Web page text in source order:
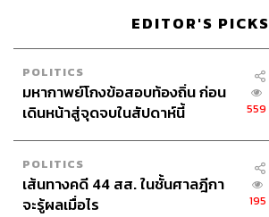
EDITOR'S PICKS
POLITICS
มหากาพย์โกงข้อสอบท้องถิ่น ก่อน
เดินหน้าสู่จุดจบในสัปดาห์นี้
559
POLITICS
เส้นทางคดี 44 สส. ในชั้นศาลฎีกา
จะรู้ผลเมื่อไร
195